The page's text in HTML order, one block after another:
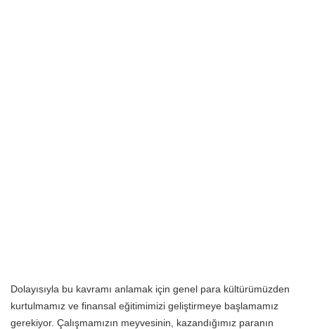
Dolayısıyla bu kavramı anlamak için genel para kültürümüzden
kurtulmamız ve finansal eğitimimizi geliştirmeye başlamamız
gerekiyor. Çalışmamızın meyvesinin, kazandığımız paranın